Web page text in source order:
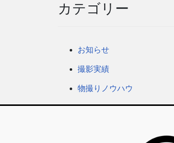
カテゴリー
お知らせ
撮影実績
物撮りノウハウ